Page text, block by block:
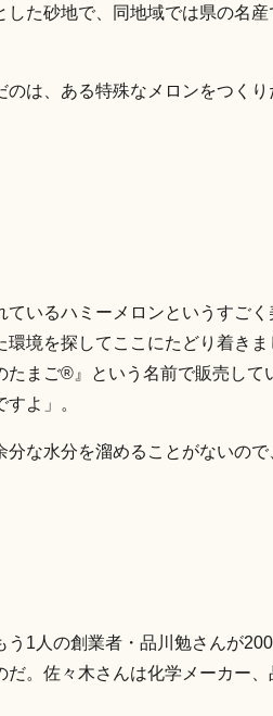
した砂地で、同地域では県の名
のは、ある特殊なメロンをつく
ているハミーメロンというすご
境を探してここにたどり着き
たまご®』という名前で販売し
よ」。
な水分を溜めることがないの
う1人の創業者・品川勉さんが
だ。佐々木さんは化学メーカー